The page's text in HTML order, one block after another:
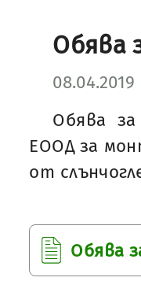
Обява
08.04.2019
Обява
ЕООД за
от
Обява